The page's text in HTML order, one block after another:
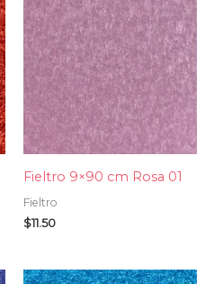
Fieltro 9×90 cm Rosa 01
Fieltro
$11.50